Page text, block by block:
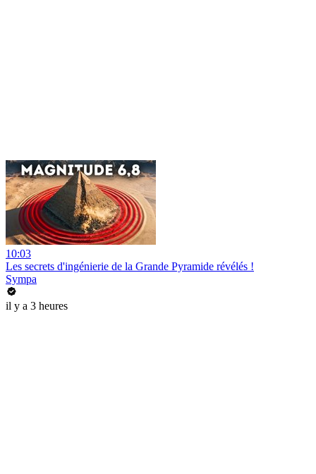
10:03
Les secrets d'ingénierie de la Grande Pyramide révélés !
Sympa
il y a 3 heures